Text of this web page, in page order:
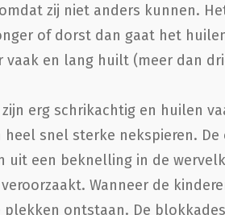
zij niet anders kunnen.
of dorst dan gaat het
vaak en lang huilt (meer dan
erg schrikachtig en huilen
snel sterke nekspieren.
uit een beknelling in de
Wanneer de
ontstaan. De